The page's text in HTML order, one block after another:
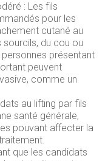
: Les fils
pour les
cutané au
sourcils, du cou ou
présentant
peuvent
comme un
au lifting par fils
santé générale,
pouvant affecter la
que les candidats